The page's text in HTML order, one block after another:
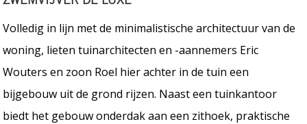
Volledig in lijn met de minimalistische architectuur van de
woning, lieten tuinarchitecten en -aannemers Eric
Wouters en zoon Roel hier achter in de tuin een
bijgebouw uit de grond rijzen. Naast een tuinkantoor
biedt het gebouw onderdak aan een zithoek, praktische